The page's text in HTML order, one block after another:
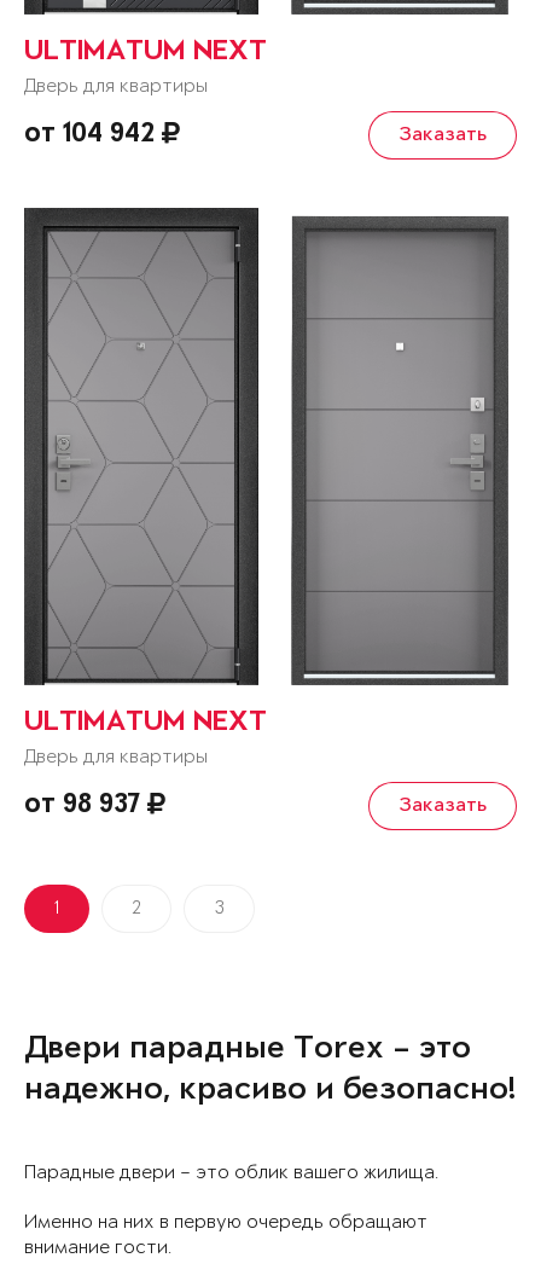
ULTIMATUM NEXT
Дверь для квартиры
от 104 942 Заказать
ULTIMATUM NEXT
Дверь для квартиры
от 98 937 Заказать
1 2 3
Двери парадные Torex – это
надежно, красиво и безопасно!
Парадные двери – это облик вашего жилища.
Именно на них в первую очередь обращают
внимание гости.